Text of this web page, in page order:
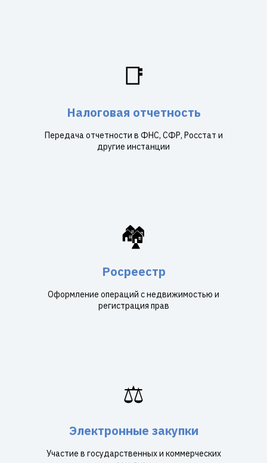
📑
Налоговая отчетность
Передача отчетности в ФНС, СФР, Росстат и
другие инстанции
🏘️
Росреестр
Оформление операций с недвижимостью и
регистрация прав
⚖️
Электронные закупки
Участие в государственных и коммерческих